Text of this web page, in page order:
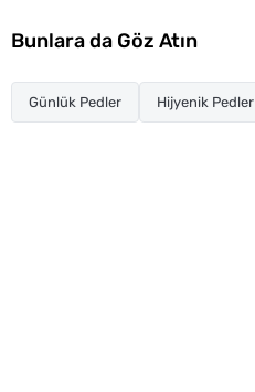
Bunlara da Göz Atın
Günlük Pedler Hijyenik Pedler